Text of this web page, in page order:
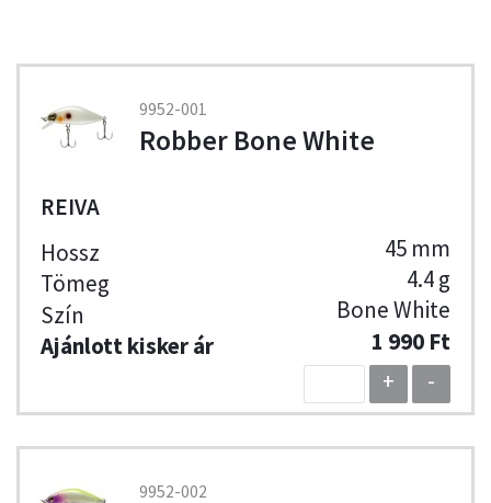
9952-001
Robber Bone White
REIVA
45 mm
4.4 g
Bone White
1 990 Ft
+
-
9952-002